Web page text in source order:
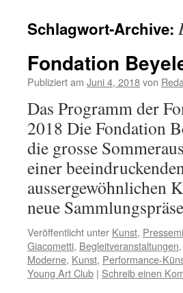
Schlagwort-Archive:
Fondation
Publiziert am Juni 4, 2018von
Das Programm der
2018 Die Fondation
die grosse
einer
aussergewöhnlichen
neue
Veröffentlicht unter Kunst,
Giacometti, Begleitveranstaltungen,
Moderne, Kunst, Performance-
Young Art Club | Schreib einen